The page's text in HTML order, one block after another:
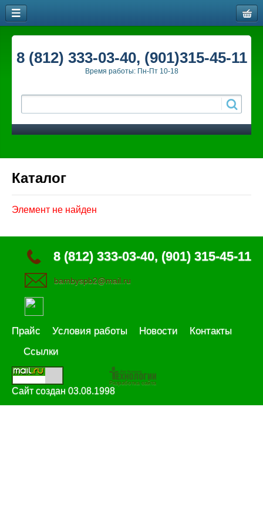
8 (812) 333-03-40, (901)315-45-11
Время работы: Пн-Пт 10-18
Каталог
Элемент не найден
8 (812) 333-03-40, (901) 315-45-11
bambyspb2@mail.ru
Прайс Условия работы Новости
Контакты
Ссылки
Разработка сайта
Сайт создан 03.08.1998